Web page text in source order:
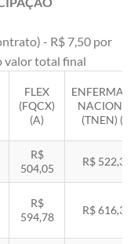
- R$ 7,50 por
valor total final
FLEX
(FQCX)
(A)
(TNEN) (E)
R$
504,05
R$ 522,33
R$
594,78
R$ 616,35